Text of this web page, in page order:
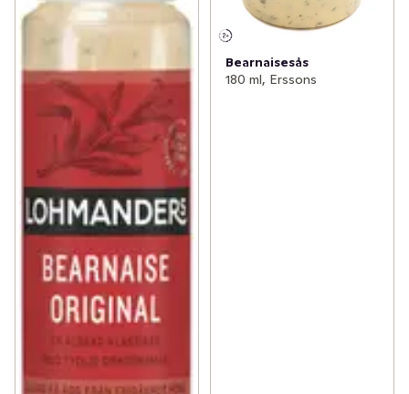
Bearnaisesås
180 ml, Erssons